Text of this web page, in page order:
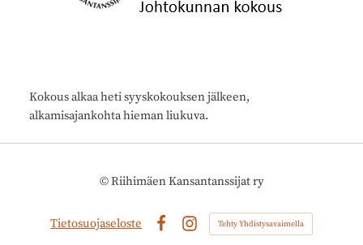
Kokous alkaa heti syyskokouksen jälkeen,
alkamisajankohta hieman liukuva.
©Riihimäen Kansantanssijat ry
Tietosuojaseloste
FacebookInstagram
Tehty Yhdistysavaimella